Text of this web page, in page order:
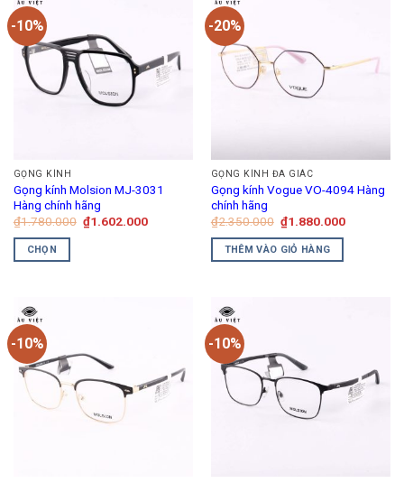
-10%
GỌNG KÍNH
Gọng kính Molsion MJ-3031
Hàng chính hãng
₫1.780.000 Giá
gốc
₫1.602.000Giá
CHỌN
này
có
nhiều
biến
thể.
Các
-20%
GỌNG KÍNH ĐA GIÁC
Gọng kính Vogue VO-4094 Hàng
chính hãng
₫2.350.000 Giá
gốc
là:
₫2.350.000.
₫1.880.000Giá
THÊM VÀO GIỎ HÀNG
-10% -10%